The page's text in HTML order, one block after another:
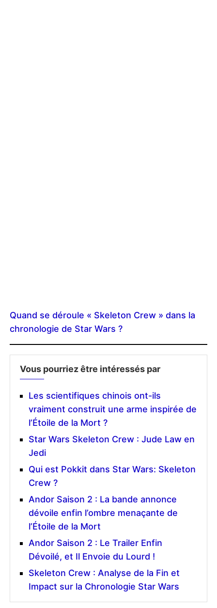
Quand se déroule « Skeleton Crew » dans la
chronologie de Star Wars ?
Vous pourriez être intéressés par
Les scientifiques chinois ont-ils
vraiment construit une arme inspirée de
l’Étoile de la Mort ?
Star Wars Skeleton Crew : Jude Law en
Jedi
Qui est Pokkit dans Star Wars: Skeleton
Crew ?
Andor Saison 2 : La bande annonce
dévoile enfin l’ombre menaçante de
l’Étoile de la Mort
Andor Saison 2 : Le Trailer Enfin
Dévoilé, et Il Envoie du Lourd !
Skeleton Crew : Analyse de la Fin et
Impact sur la Chronologie Star Wars